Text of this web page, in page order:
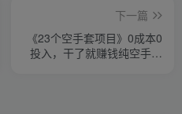
下一篇
《23个空手套项目》0成本0
投入，干了就赚钱纯空手套